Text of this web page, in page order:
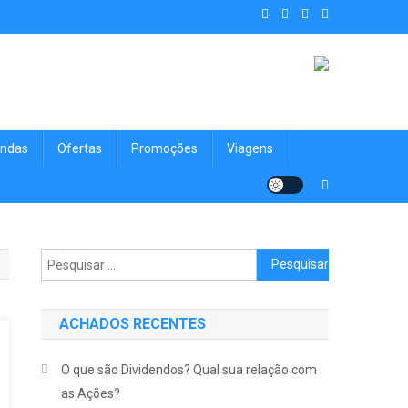
Ofertas Promoções Viagens
Pesquisar por:
ACHADOS RECENTES
O que são Dividendos? Qual sua relação com
as Ações?